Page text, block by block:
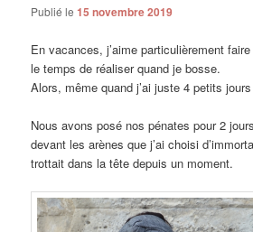
Publié le15 novembre 2019
En vacances, j’aime particulièrement
le temps de réaliser quand je bosse.
Alors, même quand j’ai juste 4 petits
Nous avons posé nos pénates pour 2
devant les arènes que j’ai choisi
trottait dans la tête depuis un moment.